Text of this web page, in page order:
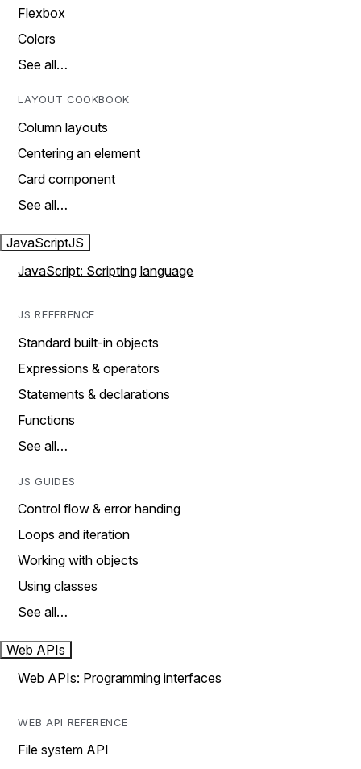
Flexbox
Colors
See all…
LAYOUT COOKBOOK
Column layouts
Centering an element
Card component
See all…
JavaScriptJS
JavaScript: Scripting language
JS REFERENCE
Standard built-in objects
Expressions & operators
Statements & declarations
Functions
See all…
JS GUIDES
Control flow & error handing
Loops and iteration
Working with objects
Using classes
See all…
Web APIs
Web APIs: Programming interfaces
WEB API REFERENCE
File system API